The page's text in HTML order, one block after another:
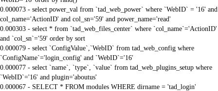
0.000073 - select power_val from `tad_web_power` where `WebID` = '16' and
col_name='ActionID' and col_sn='59' and power_name='read'
0.000303 - select * from `tad_web_files_center` where `col_name`='ActionID'
and `col_sn`='59' order by sort
0.000079 - select `ConfigValue`,`WebID` from tad_web_config where
`ConfigName`='login_config' and `WebID`='16'
0.000077 - select `name`, `type`, `value` from tad_web_plugins_setup where
`WebID`='16' and plugin='aboutus'
0.000067 - SELECT * FROM modules WHERE dirname = 'tad_login'